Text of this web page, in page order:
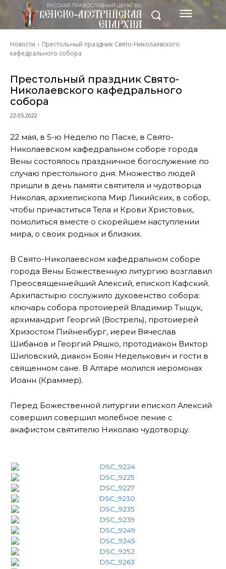
Новости
Престольный праздник Свято-Николаевского
кафедрального собора
Престольный праздник Свято-
Николаевского кафедрального
собора
22.05.2022
22 мая, в 5-ю Неделю по Пасхе, в Свято-
Николаевском кафедральном соборе города
Вены состоялось праздничное богослужение по
случаю престольного дня. Множество людей
пришли в день памяти святителя и чудотворца
Николая, архиепископа Мир Ликийских, в собор,
чтобы причаститься Тела и Крови Христовых,
помолиться вместе о скорейшем наступлении
мира, о своих родных и близких.
В Свято-Николаевском кафедральном соборе
города Вены Божественную литургию возглавил
Преосвященнейший Алексий, епископ Кафский.
Архипастырю сослужило духовенство собора:
ключарь собора протоиерей Владимир Тыщук,
архимандрит Георгий (Вострель), протоиерей
Хризостом Пийненбург, иереи Вячеслав
Шибанов и Георгий Ряшко, протодиакон Виктор
Шиловский, диакон Боян Неделькович и гости в
священном сане. В Алтаре молился иеромонах
Иоанн (Краммер).
Перед Божественной литургии епископ Алексий
совершил совершил молебное пение с
акафистом святителю Николаю чудотворцу.